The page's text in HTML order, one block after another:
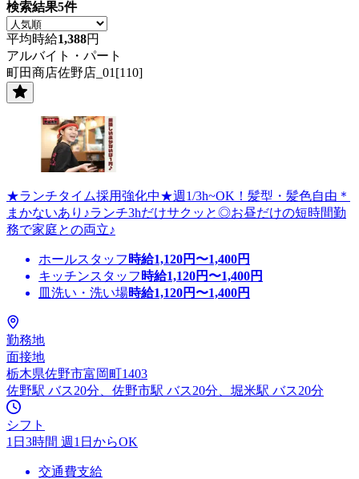
検索結果5件
平均時給1,388円
アルバイト・パート
町田商店佐野店_01[110]
★ランチタイム採用強化中★週1/3h~OK！髪型・髪色自由＊
まかないあり♪ランチ3hだけサクッと◎お昼だけの短時間勤
務で家庭との両立♪
ホールスタッフ 時給1,120円〜1,400円
キッチンスタッフ 時給1,120円〜1,400円
皿洗い・洗い場時給1,120円〜1,400円
勤務地
面接地
栃木県佐野市富岡町1403
佐野駅 バス20分、佐野市駅 バス20分、堀米駅 バス20分
シフト
1日3時間 週1日からOK
交通費支給